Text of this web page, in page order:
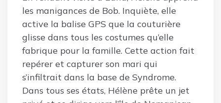
les manigances de Bob. Inquiète, elle
active la balise GPS que la couturière
glisse dans tous les costumes qu’elle
fabrique pour la famille. Cette action fait
repérer et capturer son mari qui
s’infiltrait dans la base de Syndrome.
Dans tous ses états, Hélène prête un jet